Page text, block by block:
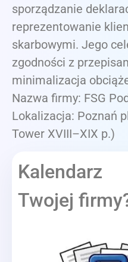
sporządzanie
reprezentowanie
skarbowymi. Jego
zgodności z
minimalizacja
Nazwa firmy: FSG
Lokalizacja: Poznań
Tower XVIII–XIX p.)
Twojej